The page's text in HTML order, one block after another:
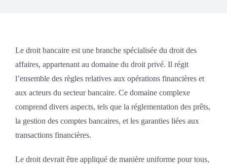
Le droit bancaire est une branche spécialisée du droit des
affaires, appartenant au domaine du droit privé. Il régit
l’ensemble des règles relatives aux opérations financières et
aux acteurs du secteur bancaire. Ce domaine complexe
comprend divers aspects, tels que la réglementation des prêts,
la gestion des comptes bancaires, et les garanties liées aux
transactions financières.
Le droit devrait être appliqué de manière uniforme pour tous,